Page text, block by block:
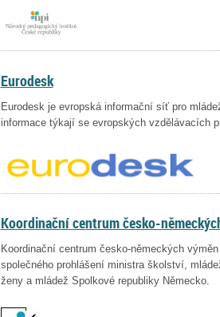
Eurodesk
Eurodesk je evropská informační síť pro
informace týkají se evropských vzdělávacích
Koordinační centrum česko-
Koordinační centrum česko-německých
společného prohlášení ministra školství,
ženy a mládež Spolkové republiky Německo.